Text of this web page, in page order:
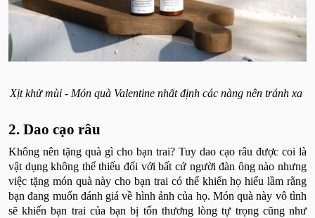
Xịt khử mùi - Món quà Valentine nhất định các nàng nên tránh xa
2. Dao cạo râu
Không nên tặng quà gì cho bạn trai? Tuy dao cạo râu được coi là
vật dụng không thể thiếu đối với bất cứ người đàn ông nào nhưng
việc tặng món quà này cho bạn trai có thể khiến họ hiểu lầm rằng
bạn đang muốn đánh giá về hình ảnh của họ. Món quà này vô tình
sẽ khiến bạn trai của bạn bị tổn thương lòng tự trọng cũng như